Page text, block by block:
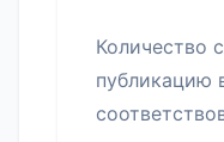
Количество
публикацию